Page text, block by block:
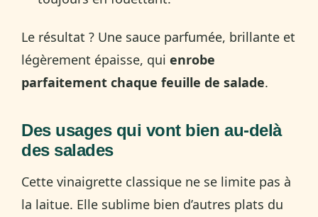
Le résultat ? Une sauce parfumée, brillante et
légèrement épaisse, qui enrobe
parfaitement chaque feuille de salade.
Des usages qui vont bien au-delà
des salades
Cette vinaigrette classique ne se limite pas à
la laitue. Elle sublime bien d’autres plats du